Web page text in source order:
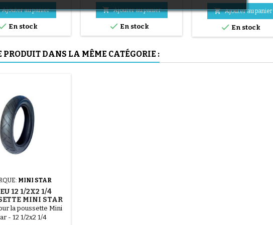
(1 avis)
Ajouter au panier
En stock
en acier ( gris ) Le montage du
pneu se fait sans outils et
uniquement à la main, cela
évite de percer la chambre à
 Ajouter au panier
 En stock
 Ajouter au panier
 En stock
PRODUIT DANS LA MÊME CATÉGORIE :
MINI STAR
12 1/2X2 1/4
MINI STAR
la poussette Mini
- 12 1/2x2 1/4